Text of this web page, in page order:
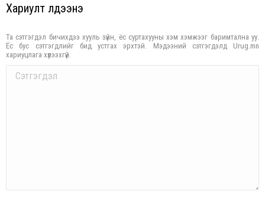
Хариулт үлдээнэ үү
Та сэтгэгдэл бичихдээ хууль зүйн, ёс суртахууны хэм хэмжээг баримтална уу.
Ёс бус сэтгэгдлийг бид устгах эрхтэй. Мэдээний сэтгэгдэлд Urug.mn
хариуцлага хүлээхгүй.
Comment